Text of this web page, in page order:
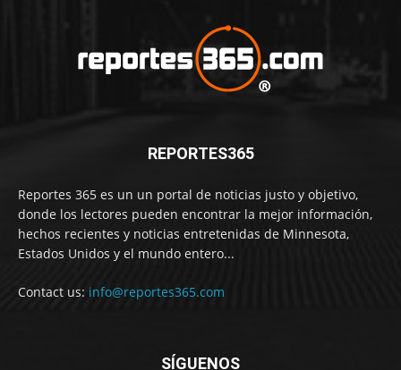
REPORTES365
Reportes 365 es un un portal de noticias justo y objetivo,
donde los lectores pueden encontrar la mejor información,
hechos recientes y noticias entretenidas de Minnesota,
Estados Unidos y el mundo entero...
Contact us: info@reportes365.com
SÍGUENOS